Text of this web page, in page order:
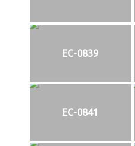
EC-0839
EC-0841